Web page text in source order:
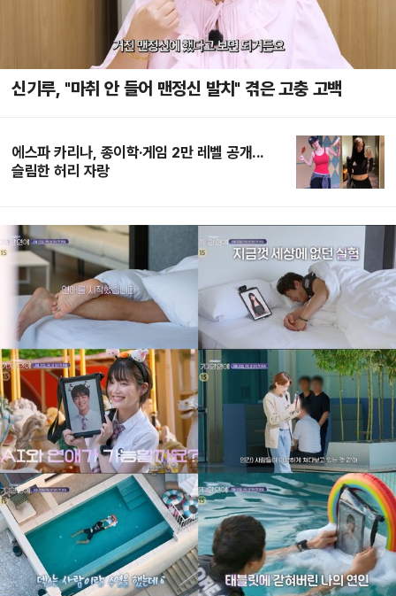
신기루, "마취 안 들어 맨정신 발치" 겪은 고충 고백
에스파 카리나, 종이학·게임 2만 레벨 공개...
슬림한 허리 자랑